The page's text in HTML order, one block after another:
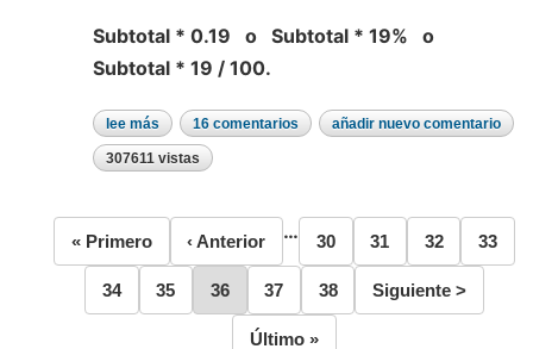
Subtotal * 0.19 o Subtotal * 19% o
Subtotal * 19 / 100.
lee más sobre
ejercicio
práctico
01
2010,
2013
16 comentarios añadir nuevo comentario
307611 vistas
Paginación
Primera
página
« Primero
Página
anterior
‹ Anterior … Página
30 Página
31 Página
32 33
Página
34 Página
35 Página
36 Página
37 Página
38
Siguiente
página
Siguiente >
Última
Último »